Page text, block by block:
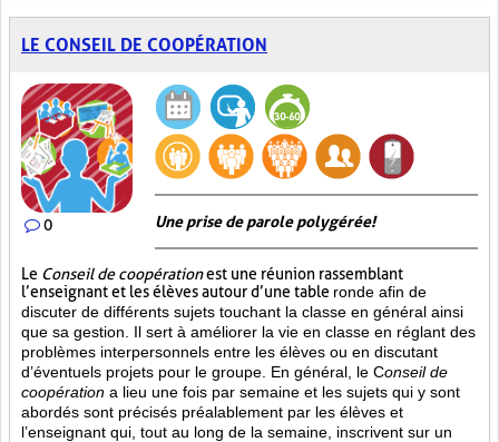
LE CONSEIL DE COOPÉRATION
0 Une prise de parole polygérée!
Le Conseil de coopérationest une réunion rassemblant
l’enseignant et les élèves autour d’une table ronde afin de
discuter de différents sujets touchant la classe en général ainsi
que sa gestion. Il sert à améliorer la vie en classe en réglant des
problèmes interpersonnels entre les élèves ou en discutant
d’éventuels projets pour le groupe. En général, le Conseil de
coopération a lieu une fois par semaine et les sujets qui y sont
abordés sont précisés préalablement par les élèves et
l’enseignant qui, tout au long de la semaine, inscrivent sur un